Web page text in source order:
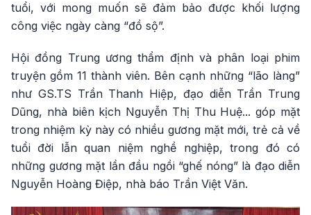
tuổi, với mong muốn sẽ đảm bảo được khối lượng
công việc ngày càng “đồ sộ”.
Hội đồng Trung ương thẩm định và phân loại phim
truyện gồm 11 thành viên. Bên cạnh những “lão làng”
như GS.TS Trần Thanh Hiệp, đạo diễn Trần Trung
Dũng, nhà biên kịch Nguyễn Thị Thu Huệ... góp mặt
trong nhiệm kỳ này có nhiều gương mặt mới, trẻ cả về
tuổi đời lẫn quan niệm nghề nghiệp, trong đó có
những gương mặt lần đầu ngồi “ghế nóng” là đạo diễn
Nguyễn Hoàng Điệp, nhà báo Trần Việt Văn.